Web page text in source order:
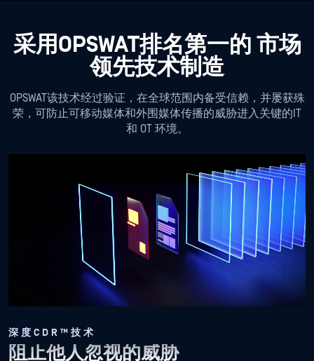
关键环境的关键专业知识
MetaDefender Kiosk 通过每分钟扫描超
过 17,000 个文件的速度Kiosk 保护您的关
键网络和资产免受可移动存储介质威胁。
采用OPSWAT排名第一的市场
领先技术制造
荣，可防止可移动媒体和外围媒体传播的威胁进入关键的IT
和 OT 环境。